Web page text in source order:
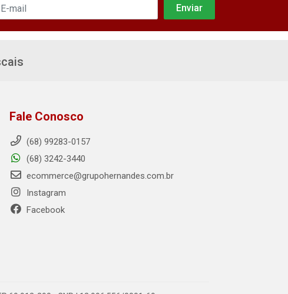
Fale Conosco
(68) 99283-0157
(68) 3242-3440
ecommerce@grupohernandes.com.br
Instagram
Facebook